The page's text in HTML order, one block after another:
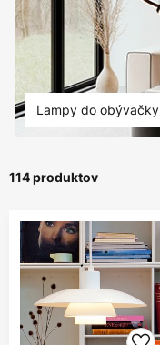
Lampy do obývačky
114 produktov